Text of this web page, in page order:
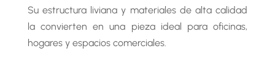
Su estructura liviana y materiales de alta calidad
la convierten en una pieza ideal para oficinas,
hogares y espacios comerciales.